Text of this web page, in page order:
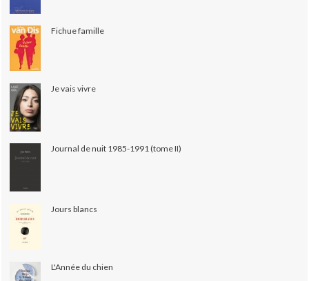
Fichue famille
Je vais vivre
Journal de nuit 1985-1991 (tome II)
Jours blancs
L'Année du chien